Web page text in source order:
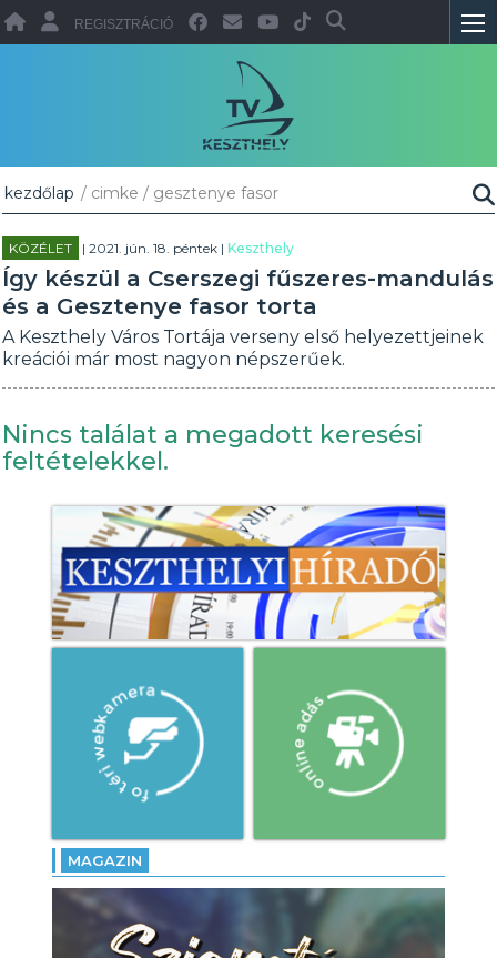
REGISZTRÁCIÓ
kezdőlap / cimke / gesztenye fasor
KÖZÉLET | 2021. jún. 18. péntek |Keszthely
Így készül a Cserszegi fűszeres-mandulás
és a Gesztenye fasor torta
A Keszthely Város Tortája verseny első helyezettjeinek
kreációi már most nagyon népszerűek.
Nincs találat a megadott keresési
feltételekkel.
MAGAZIN